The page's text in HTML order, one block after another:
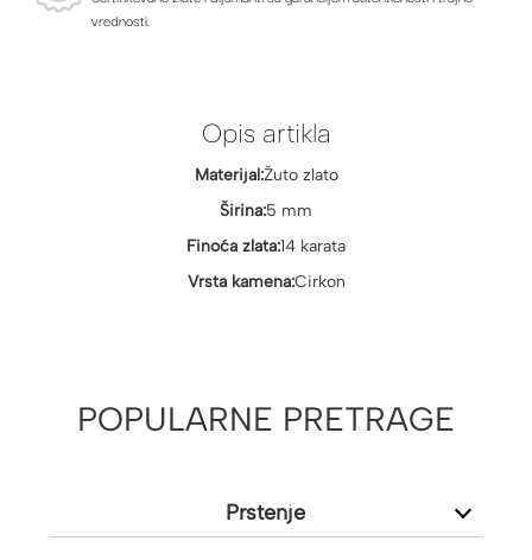
vrednosti.
Opis artikla
Materijal:Žuto zlato
Širina:5 mm
Finoća zlata:14 karata
Vrsta kamena:Cirkon
POPULARNE PRETRAGE
Prstenje